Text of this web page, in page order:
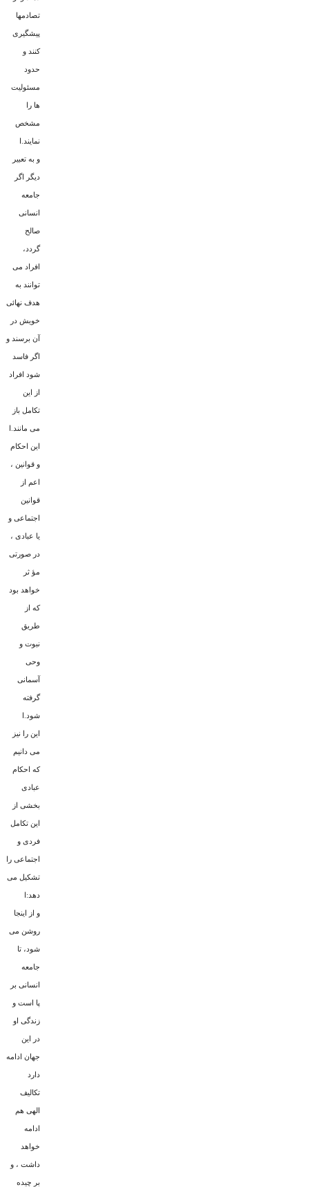
تصادمها
پیشگیرى
کنند و
حدود
مسئولیت
ها را
مشخص
نمایند.ا
و به تعبیر
دیگر اگر
جامعه
انسانى
صالح
گردد،
افراد مى
توانند به
هدف نهائى
خویش در
آن برسند و
اگر فاسد
شود افراد
از این
تکامل باز
مى مانند.ا
این احکام
و قوانین ،
اعم از
قوانین
اجتماعى و
یا عبادى ،
در صورتى
مؤ ثر
خواهد بود
که از
طریق
نبوت و
وحى
آسمانى
گرفته
شود.ا
این را نیز
مى دانیم
که احکام
عبادى
بخشى از
این تکامل
فردى و
اجتماعى را
تشکیل مى
دهد:ا
و از اینجا
روشن مى
شود، تا
جامعه
انسانى بر
پا است و
زندگى او
در این
جهان ادامه
دارد
تکالیف
الهى هم
ادامه
خواهد
داشت ، و
بر چیده